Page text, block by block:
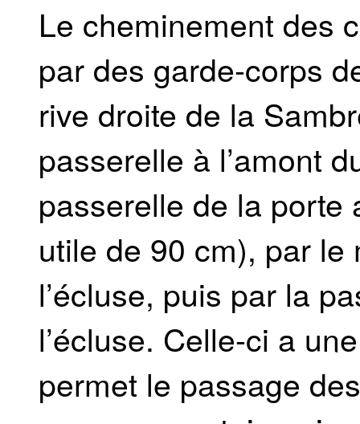
Le cheminement des
par des garde-corps
rive droite de la
passerelle à l’amont
passerelle de la porte
utile de 90 cm), par
l’écluse, puis par la
l’écluse. Celle-ci a
permet le passage